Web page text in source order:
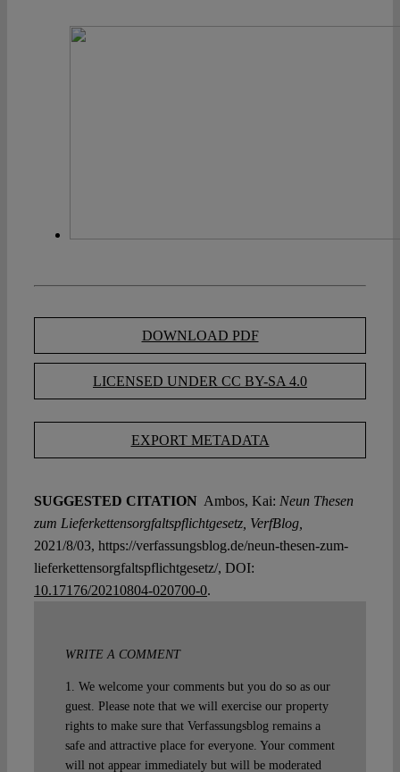
DOWNLOAD PDF
LICENSED UNDER CC BY-SA 4.0
EXPORT METADATA
SUGGESTED CITATION Ambos, Kai: Neun Thesen
zum Lieferkettensorgfaltspflichtgesetz, VerfBlog,
2021/8/03, https://verfassungsblog.de/neun-thesen-zum-
lieferkettensorgfaltspflichtgesetz/, DOI:
10.17176/20210804-020700-0.
WRITE A COMMENT
1. We welcome your comments but you do so as our
guest. Please note that we will exercise our property
rights to make sure that Verfassungsblog remains a
safe and attractive place for everyone. Your comment
will not appear immediately but will be moderated